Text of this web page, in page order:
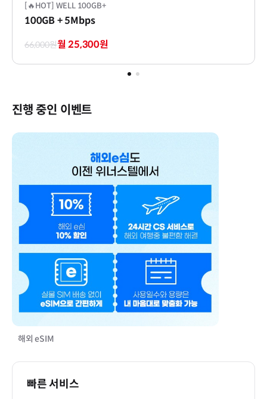
[🔥HOT] WELL 100GB+
100GB+ 5Mbps
66,000원월 25,300원
진행 중인 이벤트
해외 eSIM
빠른 서비스